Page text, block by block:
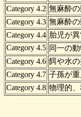
Category 4.2 無麻酔
Category 4.3 無麻酔
Category 4.4 胎児が
Category 4.5 同一の
Category 4.6 餌や水
Category 4.7 子孫が
Category 4.8 物理的